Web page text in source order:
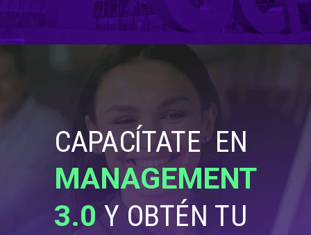
MANAGEMENT
3.0 Y OBTÉN TU
CAPACÍTATE EN